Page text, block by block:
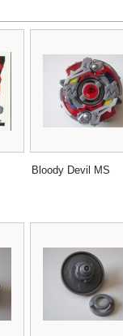
Bloody Devil MS